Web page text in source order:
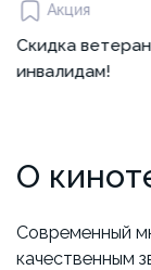
Акция
Скидка
инвалидам!
О
Современный
качественным